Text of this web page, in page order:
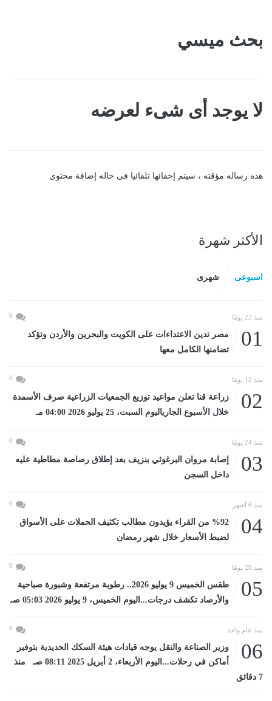
بحث ميسي
لا يوجد أى شىء لعرضه
هذه رساله مؤقته ، سيتم إخفائها تلقائيا فى حاله إضافة محتوى
الأكثر شهرة
اسبوعى شهرى
منذ 22 يومًا 0
01
مصر تدين الاعتداءات على الكويت والبحرين والأردن وتؤكد
تضامنها الكامل معها
منذ 12 يومًا 0
02
زراعة قنا تعلن مواعيد توزيع الجمعيات الزراعية صرف الأسمدة
خلال الأسبوع الجارياليوم السبت، 25 يوليو 2026 04:00 مـ
منذ 24 يومًا 0
03
إصابة مروان البرغوثي بنزيف بعد إطلاق رصاصة مطاطية عليه
داخل السجن
منذ 6 أشهر 0
04
%92 من القراء يؤيدون مطالب تكثيف الحملات على الأسواق
لضبط الأسعار خلال شهر رمضان
منذ 28 يومًا 0
05
طقس الخميس 9 يوليو 2026.. رطوبة مرتفعة وشبورة صباحية
والأرصاد تكشف درجات...اليوم الخميس، 9 يوليو 2026 05:03 صـ
منذ عام واحد 0
06
وزير الصناعة والنقل يوجه قيادات هيئة السكك الحديدية بتوفير
أماكن في رحلات...اليوم الأربعاء، 2 أبريل 2025 08:11 صـ منذ
7 دقائق